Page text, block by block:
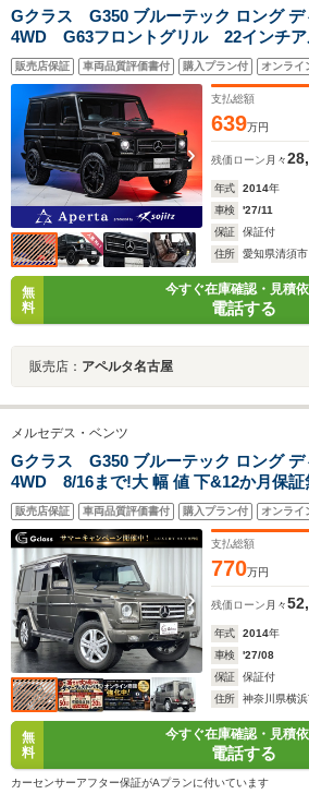
Gクラス G350 ブルーテック ロング デ
4WD G63フロントグリル 22インチ
ト(ブラウン) ラグジュアリーパッケ
フ ハーマンカードン バックカメラ
ター メモリ付きパワーシート ブライ
シスト
販売店保証 車両品質評価書付 購入プラン付 オンライ
支払総額
639万円
残価ローン 月々
年式 2014年
車検
'27/11
保証
保証付
住所
愛知県清須市
無
料
今すぐ在庫確認・見積
電話する
販売店： アペルタ名古屋
メルセデス・ベンツ
Gクラス G350 ブルーテック ロング デ
4WD 8/16まで!大 幅 値 下&12か月保証
ュアリーパッケージ ワンオーナー 人 気インジウムグレー
ナローフェンダー全幅181cm スチール
ンカードンオーディオ 全席シートヒータ
販売店保証 車両品質評価書付 購入プラン付 オンライ
支払総額
770万円
残価ローン 月々
年式 2014年
車検
'27/08
保証
保証付
住所
神奈川県横
無
料
今すぐ在庫確認・見積
電話する
カーセンサーアフター保証がAプランに付いています